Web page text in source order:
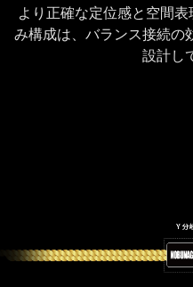
より正確な定位感と空間
み構成は、バランス接続の
設計し